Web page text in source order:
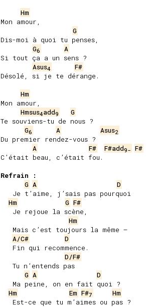
Hm
Mon amour,
G
Dis-moi à quoi tu penses,
G6
A
Si tout ça a un sens ?
Asus4
F#
Désolé, si je te dérange.
Hm
Mon amour,
Hmsus4add9
G
Te souviens-tu de nous ?
G6 A Asus2
Du premier rendez-vous ?
A
F# F#add9- F#
C’était beau, c’était fou.
Refrain :
G A
D
   Je t’aime, j’sais pas pourquoi
Hm
G F#
   Je rejoue la scène,
Hm
   Mais c’est toujours la même –
A/C#
D
   Fin qui recommence.
D/F#
   Tu n’entends pas
G A
D
   Ma peine, on en fait quoi ?
Hm
Em F#7
Hm
   Est-ce que tu m’aimes ou pas ?